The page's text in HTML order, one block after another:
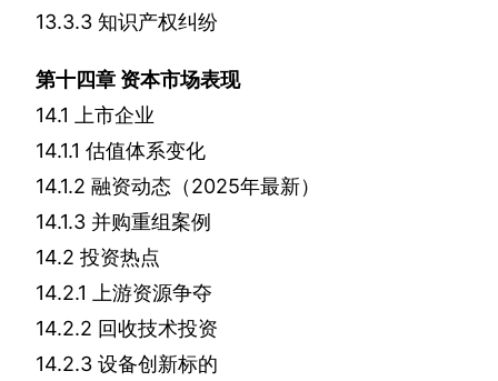
13.3.3 知识产权纠纷
第十四章 资本市场表现
14.1
上市企业
14.1.1 估值体系变化
14.1.2 融资动态（2025年最新）
14.1.3 并购重组案例
14.2 投资热点
14.2.1
上游资源争夺
14.2.2 回收技术投资
14.2.3 设备创新标的